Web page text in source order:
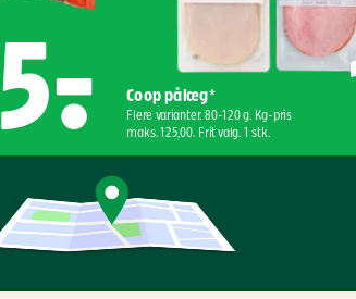
5,- Coop pålæg*
Flere varianter. 80-120 g. Kg-pris
maks. 125,00. Frit valg. 1 stk.